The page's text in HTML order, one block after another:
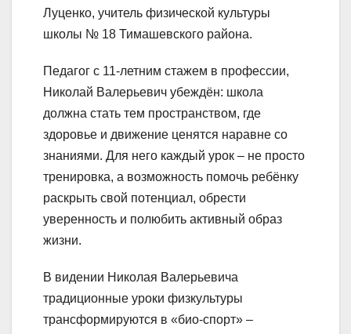
Луценко, учитель физической культуры
школы № 18 Тимашевского района.
Педагог с 11-летним стажем в профессии,
Николай Валерьевич убеждён: школа
должна стать тем пространством, где
здоровье и движение ценятся наравне со
знаниями. Для него каждый урок – не просто
тренировка, а возможность помочь ребёнку
раскрыть свой потенциал, обрести
уверенность и полюбить активный образ
жизни.
В видении Николая Валерьевича
традиционные уроки физкультуры
трансформируются в «био-спорт» –